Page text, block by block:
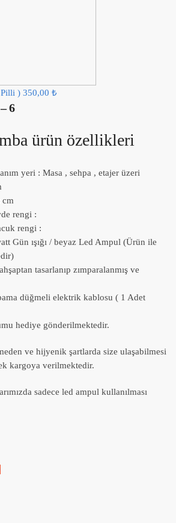
Pilli ) 350,00 ₺
6
ürün özellikleri
yeri : Masa , sehpa , etajer üzeri
cm
rengi :
rengi :
Gün ışığı / beyaz Led Ampul (Ürün ile
tasarlanıp zımparalanmış ve
düğmeli elektrik kablosu ( 1 Adet
hediye gönderilmektedir.
ve hijyenik şartlarda size ulaşabilmesi
kargoya verilmektedir.
sadece led ampul kullanılması